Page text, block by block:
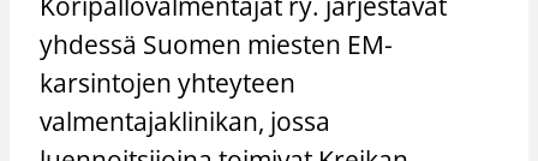
yhdessä Suomen miesten EM-
karsintojen yhteyteen
valmentajaklinikan, jossa